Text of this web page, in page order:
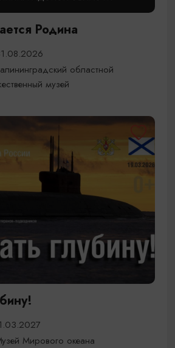
Родина
областной
музей
Мирового океана